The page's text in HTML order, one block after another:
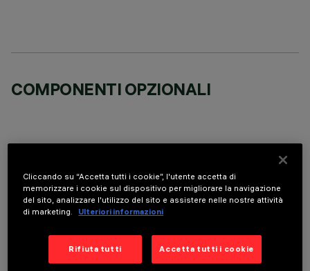
COMPONENTI OPZIONALI
DATI TECNICI
ULTIMO AGGIORNAMENTO: 05/08/2026
Cliccando su “Accetta tutti i cookie”, l'utente accetta di
memorizzare i cookie sul dispositivo per migliorare la navigazione
del sito, analizzare l'utilizzo del sito e assistere nelle nostre attività
di marketing.
Ulteriori informazioni
Rifiuta tutti Accetta tutti i cookie